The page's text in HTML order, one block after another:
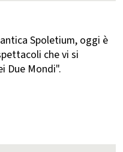
Spoletium, oggi è
che vi si
Due Mondi".